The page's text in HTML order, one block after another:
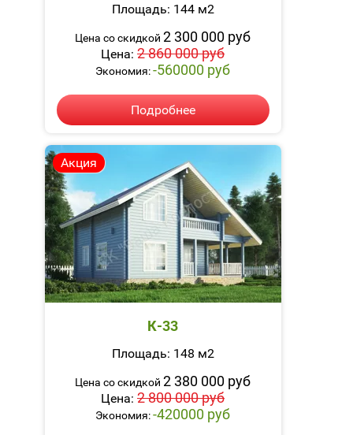
Площадь: 144 м2
Цена со скидкой 2 300 000 руб
Цена: 2 860 000 руб
Экономия:-560000 руб
Подробнее
К-33
Площадь: 148 м2
Цена со скидкой 2 380 000 руб
Цена: 2 800 000 руб
Экономия:-420000 руб
Акция